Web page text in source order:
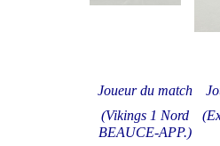
Joueur du match
(Vikings 1 Nord
BEAUCE-APP.)